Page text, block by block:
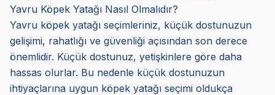
Yavru Köpek Yatağı Nasıl Olmalıdır?
Yavru köpek yatağı seçimleriniz, küçük dostunuzun
gelişimi, rahatlığı ve güvenliği açısından son derece
önemlidir. Küçük dostunuz, yetişkinlere göre daha
hassas olurlar. Bu nedenle küçük dostunuzun
ihtiyaçlarına uygun köpek yatağı seçimi oldukça